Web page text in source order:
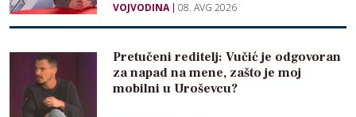
VOJVODINA 08. AVG 2026
Pretučeni reditelj: Vučić je odgovoran
za napad na mene, zašto je moj
mobilni u Uroševcu?